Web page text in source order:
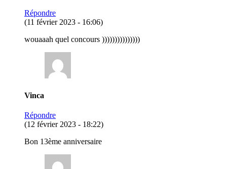
Répondre
(11 février 2023 - 16:06)
wouaaah quel concours )))))))))))))))
Vinca
Répondre
(12 février 2023 - 18:22)
Bon 13ème anniversaire